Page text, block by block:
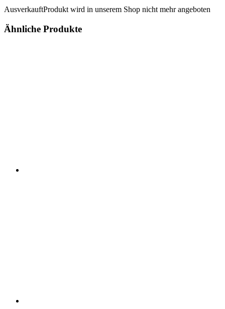
AusverkauftProdukt wird in unserem Shop nicht mehr angeboten
Ähnliche Produkte